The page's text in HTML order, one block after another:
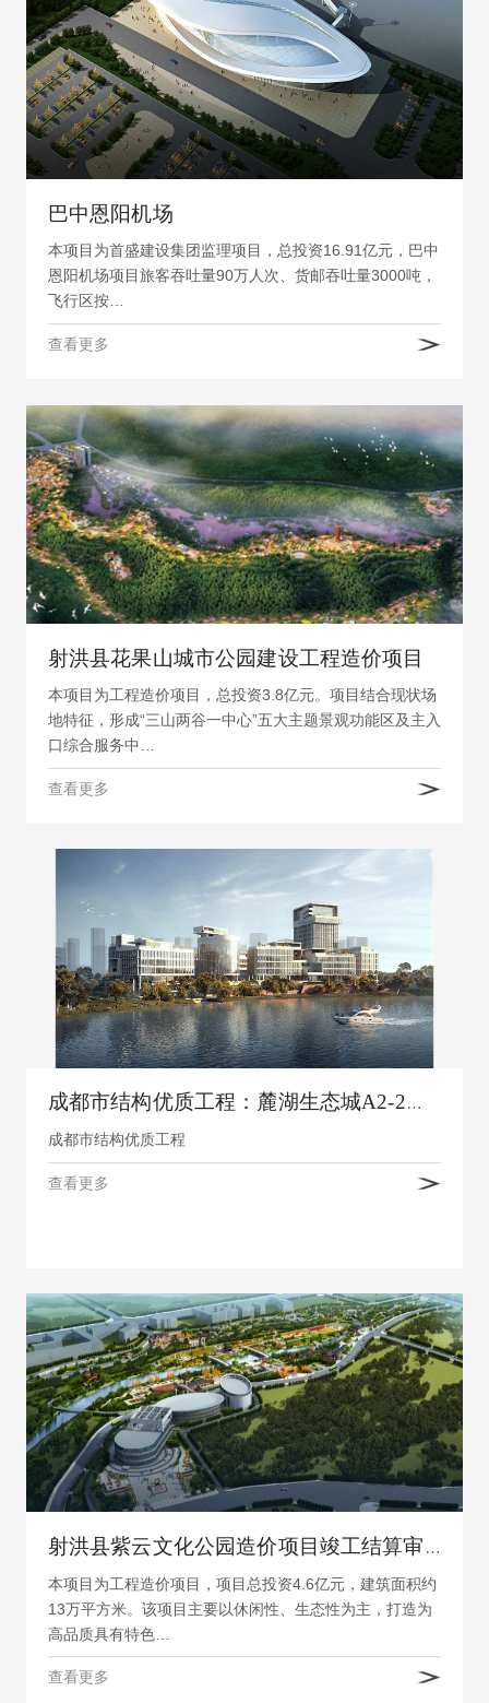
巴中恩阳机场
本项目为首盛建设集团监理项目，总投资16.91亿元，巴中
恩阳机场项目旅客吞吐量90万人次、货邮吞吐量3000吨，
飞行区按…
查看更多
射洪县花果山城市公园建设工程造价项目
本项目为工程造价项目，总投资3.8亿元。项目结合现状场
地特征，形成“三山两谷一中心”五大主题景观功能区及主入
口综合服务中…
查看更多
成都市结构优质工程：麓湖生态城A2-2组团
成都市结构优质工程
查看更多
射洪县紫云文化公园造价项目竣工结算审计
本项目为工程造价项目，项目总投资4.6亿元，建筑面积约
13万平方米。该项目主要以休闲性、生态性为主，打造为
高品质具有特色…
查看更多